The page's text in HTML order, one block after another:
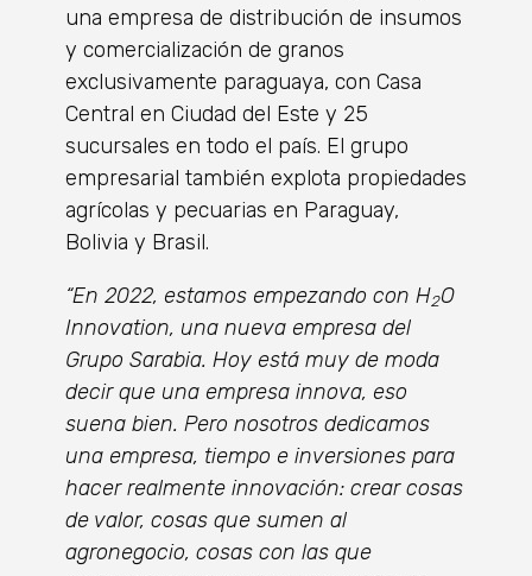
una empresa de distribución de insumos
y comercialización de granos
exclusivamente paraguaya, con Casa
Central en Ciudad del Este y 25
sucursales en todo el país. El grupo
empresarial también explota propiedades
agrícolas y pecuarias en Paraguay,
Bolivia y Brasil.
“En 2022, estamos empezando con H2O
Innovation, una nueva empresa del
Grupo Sarabia. Hoy está muy de moda
decir que una empresa innova, eso
suena bien. Pero nosotros dedicamos
una empresa, tiempo e inversiones para
hacer realmente innovación: crear cosas
de valor, cosas que sumen al
agronegocio, cosas con las que